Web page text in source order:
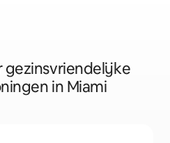
gezinsvriendelijke
in Miami